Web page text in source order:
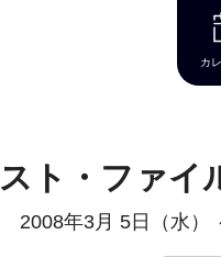
カ
ト・ファ
2008年3月 5日（水）